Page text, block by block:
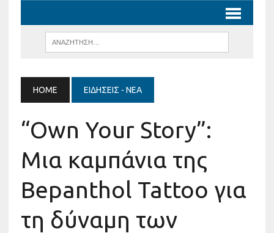
HOME ΕΙΔΉΣΕΙΣ - ΝΈΑ
“Own Your Story”:
Μια καμπάνια της
Bepanthol Tattoo για
τη δύναμη των